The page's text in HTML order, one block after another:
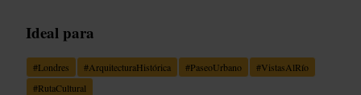
Ideal para
#Londres #ArquitecturaHistórica #PaseoUrbano #VistasAlRío
#RutaCultural